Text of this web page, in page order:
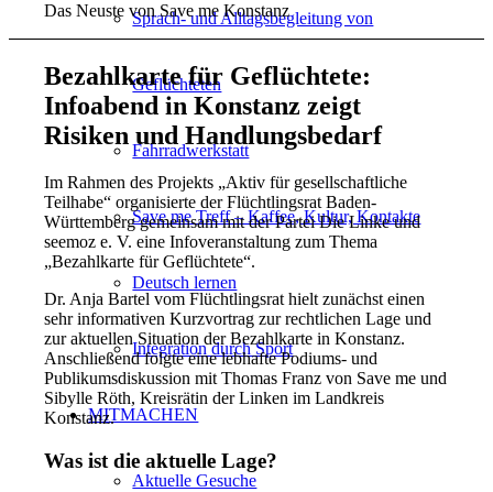
Sprach- und Alltagsbegleitung von
Geflüchteten
Fahrradwerkstatt
Save me Treff – Kaffee, Kultur, Kontakte
Deutsch lernen
Integration durch Sport
MITMACHEN
Aktuelle Gesuche
Das Neuste von Save me Konstanz
Bezahlkarte für Geflüchtete:
Infoabend in Konstanz zeigt
Risiken und Handlungsbedarf
Im Rahmen des Projekts „Aktiv für gesellschaftliche
Teilhabe“ organisierte der Flüchtlingsrat Baden-
Württemberg gemeinsam mit der Partei Die Linke und
seemoz e. V. eine Infoveranstaltung zum Thema
„Bezahlkarte für Geflüchtete“.
Dr. Anja Bartel vom Flüchtlingsrat hielt zunächst einen
sehr informativen Kurzvortrag zur rechtlichen Lage und
zur aktuellen Situation der Bezahlkarte in Konstanz.
Anschließend folgte eine lebhafte Podiums- und
Publikumsdiskussion mit Thomas Franz von Save me und
Sibylle Röth, Kreisrätin der Linken im Landkreis
Konstanz.
Was ist die aktuelle Lage?